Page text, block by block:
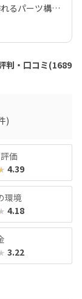
るパーツ構成
90分授業で
リジナル改造
もたちは毎
なっていま
かす経験は、
楽しさそのも
判・口コミ(1689
)
価
4.39
環境
4.18
3.22